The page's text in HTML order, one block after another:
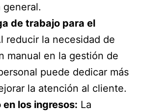
general.
de trabajo para el
reducir la necesidad de
manual en la gestión de
puede dedicar más
la atención al cliente.
los ingresos: La